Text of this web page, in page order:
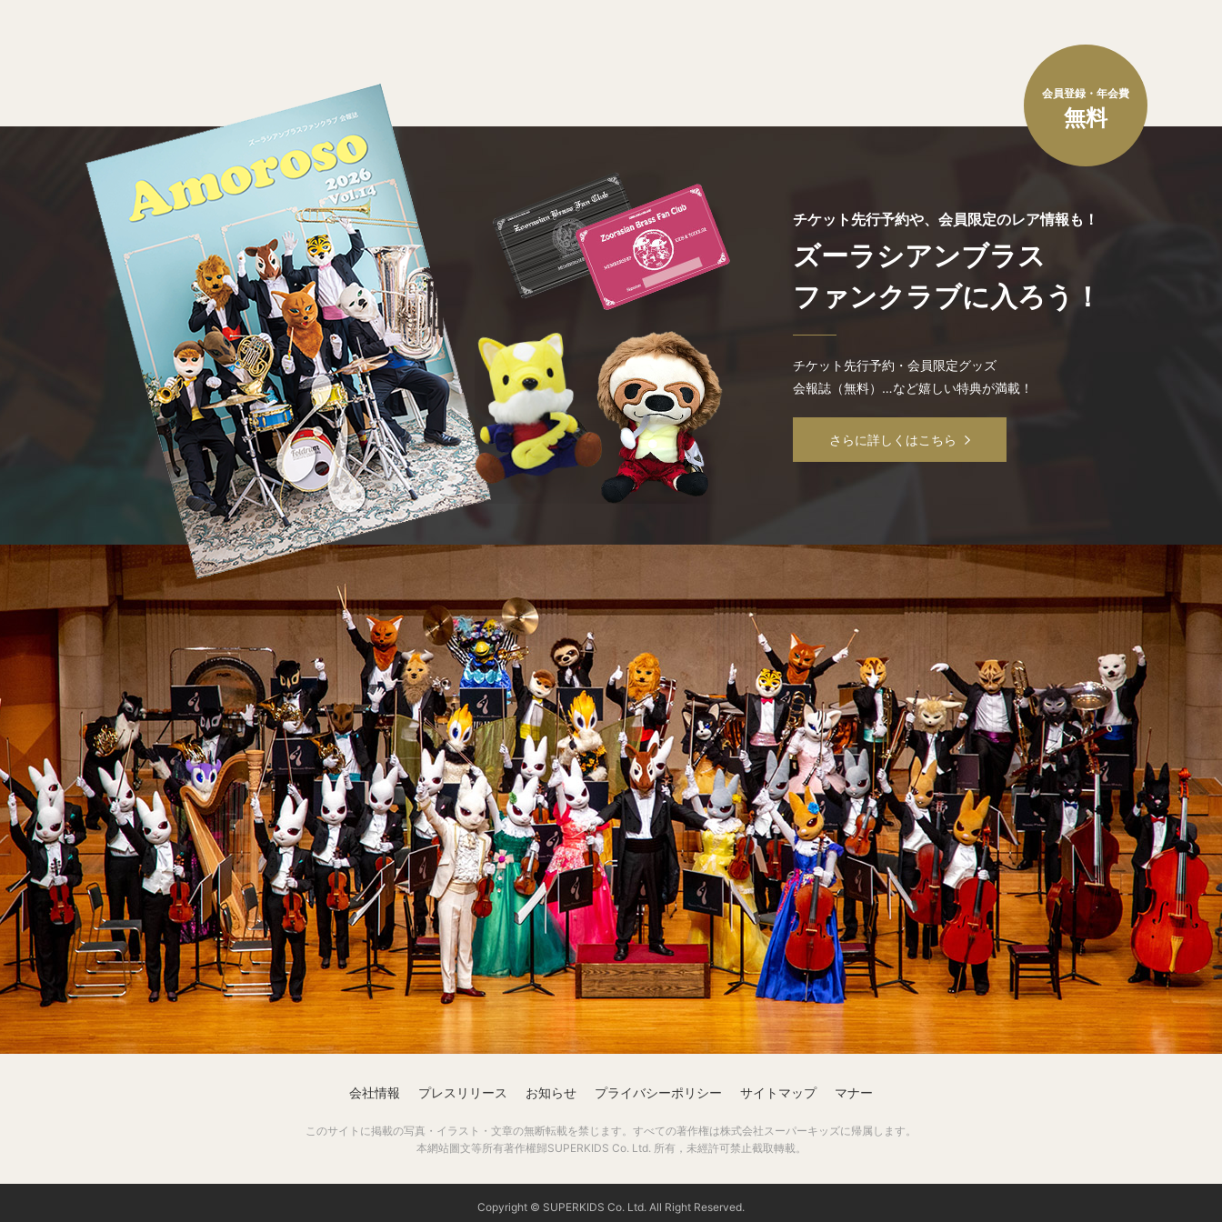
会員登録・年会費
無料
チケット先行予約や、会員限定のレア情報も！
ズーラシアンブラス
ファンクラブに入ろう！
チケット先行予約・会員限定グッズ
会報誌（無料）…など嬉しい特典が満載！
さらに詳しくはこちら
会社情報 プレスリリース お知らせ プライバシーポリシー サイトマップ マナー
このサイトに掲載の写真・イラスト・文章の無断転載を禁じます。すべての著作権は株式会社スーパーキッズに帰属します。
本網站圖文等所有著作權歸SUPERKIDS Co. Ltd. 所有，未經許可禁止截取轉載。
Copyright © SUPERKIDS Co. Ltd. All Right Reserved.